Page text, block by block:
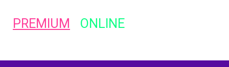
PREMIUM ONLINE